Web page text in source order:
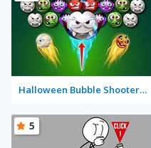
Halloween Bubble Shooter Mobile
5